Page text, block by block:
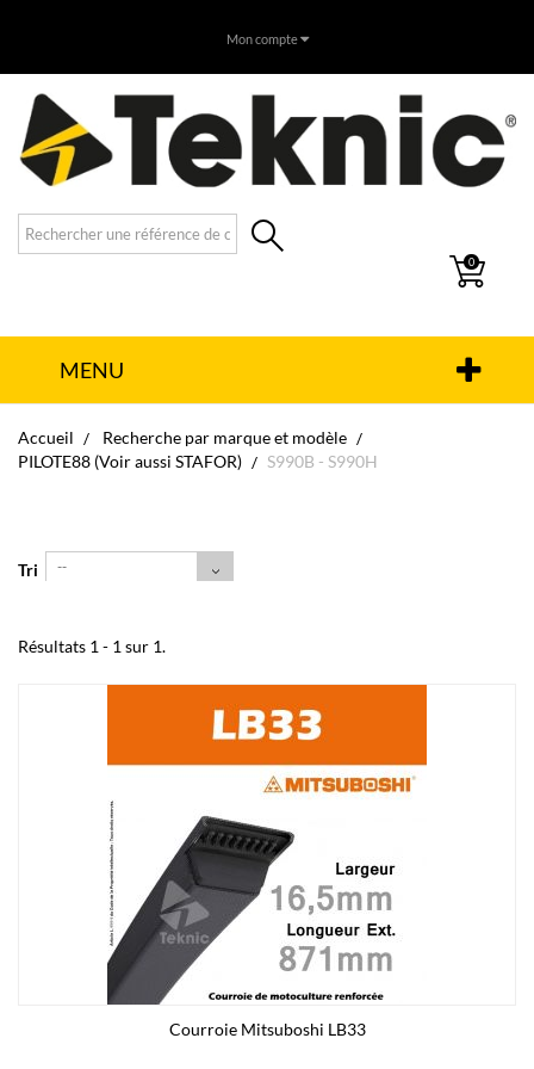
Mon compte
0
MENU
Accueil
Recherche par marque et modèle
PILOTE88 (Voir aussi STAFOR)
S990B - S990H
Tri --
Résultats 1 - 1 sur 1.
Courroie Mitsuboshi LB33